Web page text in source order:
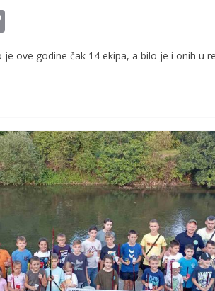
p
n
k
ove godine čak 14 ekipa, a bilo je i onih u